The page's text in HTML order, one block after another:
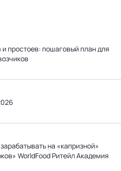
простоев: пошаговый план для
на «капризной»
WorldFood Ритейл Академия